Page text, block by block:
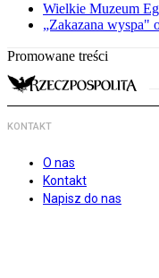
Wielkie Muzeum
„Zakazana wyspa"
Promowane treści
KONTAKT
O nas
Kontakt
Napisz do nas